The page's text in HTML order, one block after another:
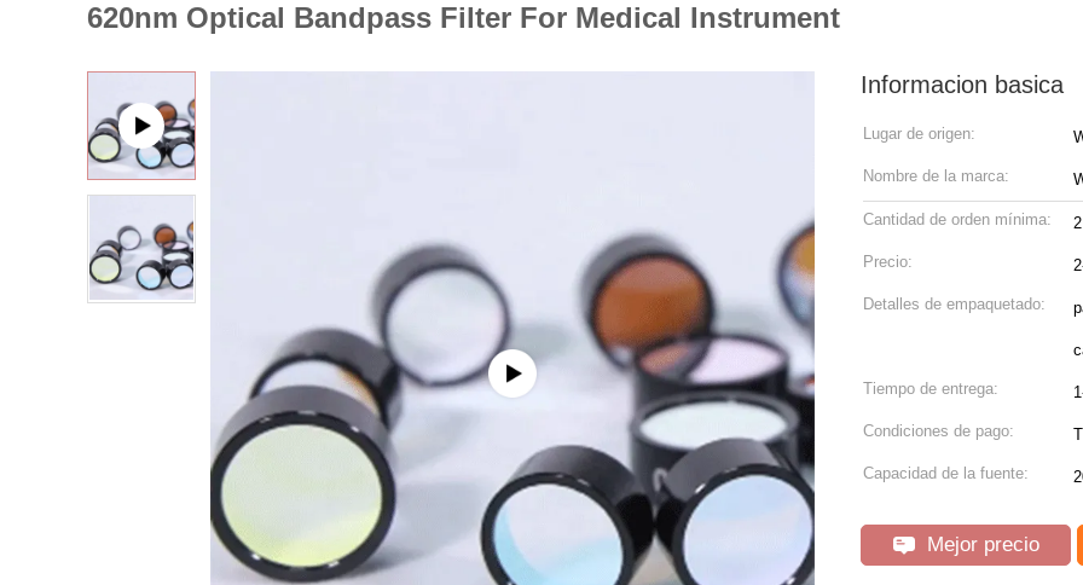
620nm Optical Bandpass Filter For Medical Instrument
Informacion basica
Lugar de origen:
Nombre de la marca:
Cantidad de orden mínima:
Precio:
Detalles de empaquetado:
Tiempo de entrega:
Condiciones de pago:
Capacidad de la fuente:
Mejor precio